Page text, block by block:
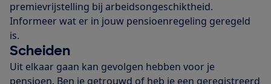
premievrijstelling bij arbeidsongeschiktheid.
Informeer wat er in jouw pensioenregeling geregeld
is.
Scheiden
Uit elkaar gaan kan gevolgen hebben voor je
pensioen. Ben je getrouwd of heb je een geregistreerd